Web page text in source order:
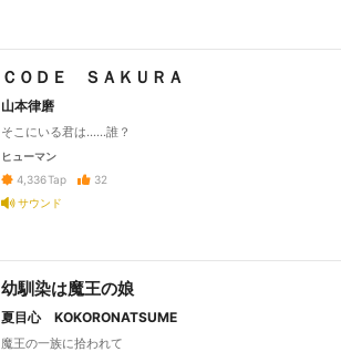
ＣＯＤＥ ＳＡＫＵＲＡ
山本律磨
そこにいる君は……誰？
ヒューマン
4,336Tap
32
サウンド
幼馴染は魔王の娘
夏目心 KOKORONATSUME
魔王の一族に拾われて